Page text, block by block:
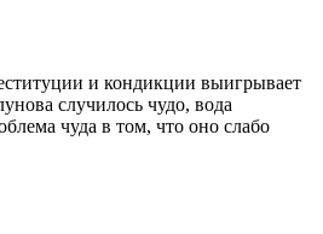
и кондикции выигрывает
случилось чудо, вода
чуда в том, что оно слабо